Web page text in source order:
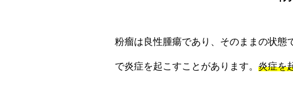
粉瘤は良性腫瘍であり、そのままの状態
で炎症を起こすことがあります。 炎症を